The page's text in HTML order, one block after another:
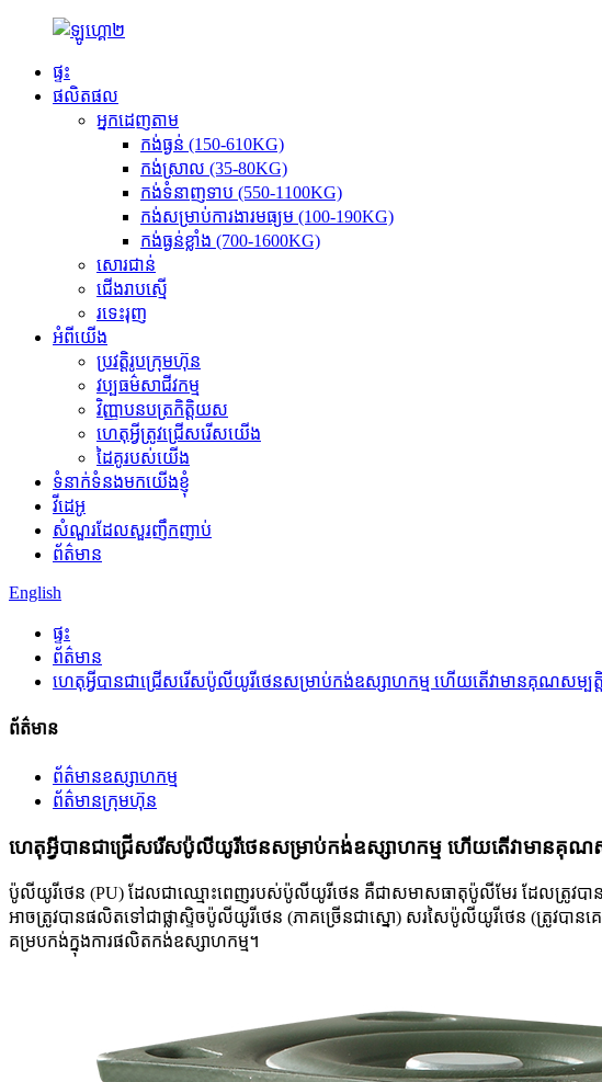
ផ្ទះ
ផលិតផល
អ្នក​ដេញ​តាម
កង់ធ្ងន់ (150-610KG)
កង់ស្រាល (35-80KG)
កង់​ទំនាញ​ទាប (550-1100KG)
កង់​សម្រាប់​ការងារ​មធ្យម (100-190KG)
កង់ធ្ងន់ខ្លាំង (700-1600KG)
សោរជាន់
ជើង​រាបស្មើ
រទេះរុញ
អំពីយើង
ប្រវត្តិរូបក្រុមហ៊ុន
វប្បធម៌សាជីវកម្ម
វិញ្ញាបនបត្រកិត្តិយស
ហេតុអ្វីត្រូវជ្រើសរើសយើង
ដៃគូរបស់យើង
ទំនាក់ទំនងមកយើងខ្ញុំ
វីដេអូ
សំណួរដែលសួរញឹកញាប់
ព័ត៌មាន
English
ផ្ទះ
ព័ត៌មាន
ហេតុអ្វីបានជាជ្រើសរើសប៉ូលីយូរីថេនសម្រាប់កង់ឧស្សាហកម្ម ហើយតើវាមានគុណសម្បត្តិអ្
ព័ត៌មាន
ព័ត៌មានឧស្សាហកម្ម
ព័ត៌មានក្រុមហ៊ុន
ហេតុអ្វីបានជាជ្រើសរើសប៉ូលីយូរីថេនសម្រាប់កង់ឧស្សាហកម្ម ហើយតើវាមានគុណសម្
ប៉ូលីយូរីថេន (PU) ដែលជាឈ្មោះពេញរបស់ប៉ូលីយូរីថេន គឺជាសមាសធាតុប៉ូលីមែរ ដែលត្រូវបាន
អាចត្រូវបានផលិតទៅជាផ្លាស្ទិចប៉ូលីយូរីថេន (ភាគច្រើនជាស្នោ) សរសៃប៉ូលីយូរីថេន (ត្រូវបា
គម្របកង់ក្នុងការផលិតកង់ឧស្សាហកម្ម។